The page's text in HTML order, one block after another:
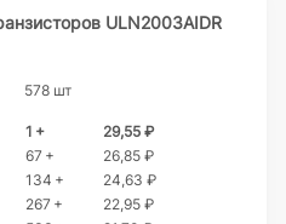
ULN2003AIDR
578 шт
1 +
29,55 ₽
67 +
26,85 ₽
134 +
24,63 ₽
267 +
22,95 ₽